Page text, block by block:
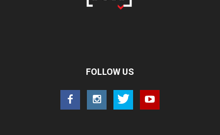
FOLLOW US